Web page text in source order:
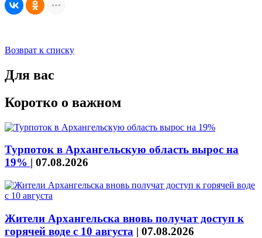
Возврат к списку
Для вас
Коротко о важном
Турпоток в Архангельскую область вырос на
19% | 07.08.2026
Жители Архангельска вновь получат доступ к
горячей воде с 10 августа | 07.08.2026